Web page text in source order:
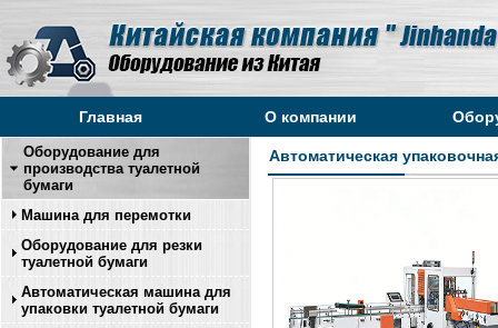
Главная О компании
Автоматическая
Оборудование для
производства туалетной
бумаги
Машина для перемотки
Оборудование для резки
туалетной бумаги
Автоматическая машина для
упаковки туалетной бумаги